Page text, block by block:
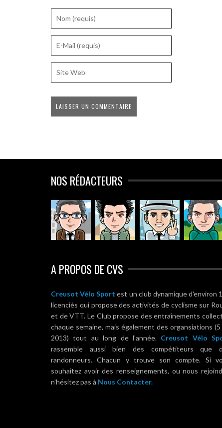
NOS RÉDACTEURS
A PROPOS DE CVS
Creusot Vélo Sport est un club dynamique d'environ
licenciés qui propose des activités de cyclisme sur
et de VTT. Le Club propose des entraînements
chaque semaine, mais également des organsiations (5
2013) tout au long de l'année. Creusot Vélo
rassemble aussi bien des compétiteurs que
randonneurs. Chacun y trouve son compte. Si
souhaitez avoir des renseignements, ou nous
n'hésitez pas à Nous Contacter.